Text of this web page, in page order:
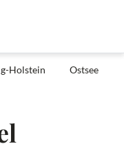
Holstein Ostsee